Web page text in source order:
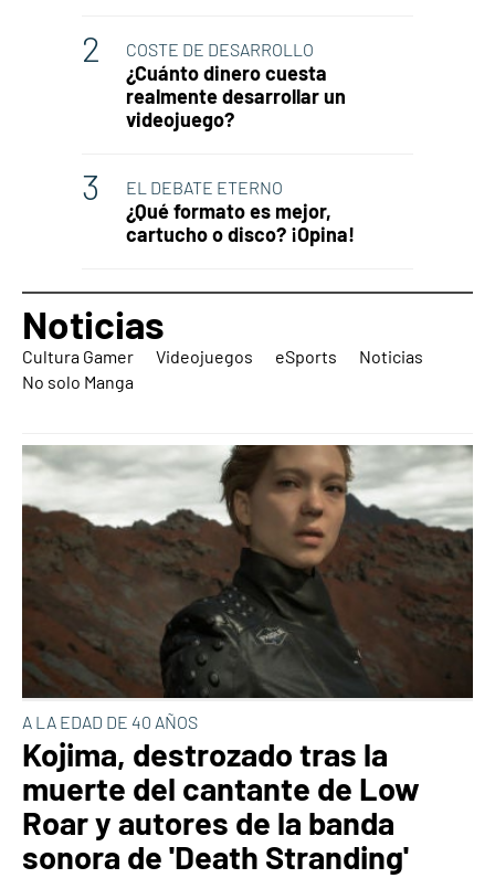
COSTE DE DESARROLLO
¿Cuánto dinero cuesta
realmente desarrollar un
videojuego?
EL DEBATE ETERNO
¿Qué formato es mejor,
cartucho o disco? ¡Opina!
Noticias
Cultura Gamer Videojuegos eSports
Noticias
No solo Manga
A LA EDAD DE 40 AÑOS
Kojima, destrozado tras la
muerte del cantante de Low
Roar y autores de la banda
sonora de 'Death Stranding'